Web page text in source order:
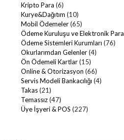
Kripto Para (6)
Kurye&Dağıtım (10)
Mobil Ödemeler(65)
Ödeme Kuruluşu ve Elektronik Para
Ödeme Sistemleri Kurumları (76)
Okurlarımdan Gelenler(4)
Ön Ödemeli Kartlar(15)
Online & Otorizasyon (66)
Servis Modeli Bankacılığı (4)
Takas(21)
Temassız(47)
Üye İşyeri & POS (227)